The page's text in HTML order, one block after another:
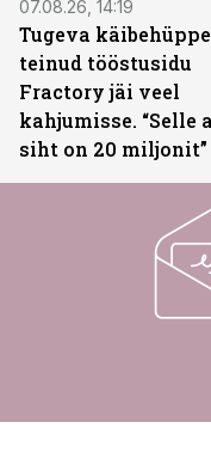
07.08.26, 14:19
Tugeva käibehüppe
teinud tööstusidu
Fractory jäi veel
kahjumisse. “Selle
siht on 20 miljonit”